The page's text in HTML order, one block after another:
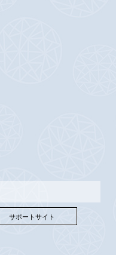
サポートサイト